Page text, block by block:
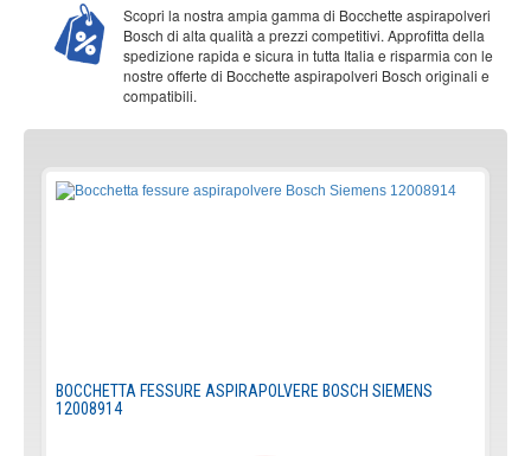
Scopri la nostra ampia gamma di Bocchette aspirapolveri
Bosch di alta qualità a prezzi competitivi. Approfitta della
spedizione rapida e sicura in tutta Italia e risparmia con le
nostre offerte di Bocchette aspirapolveri Bosch originali e
compatibili.
BOCCHETTA FESSURE ASPIRAPOLVERE BOSCH SIEMENS
12008914